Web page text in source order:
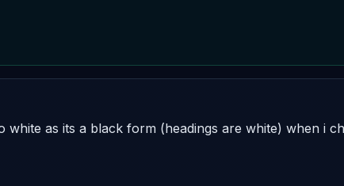
as its a black form (headings are white) when i